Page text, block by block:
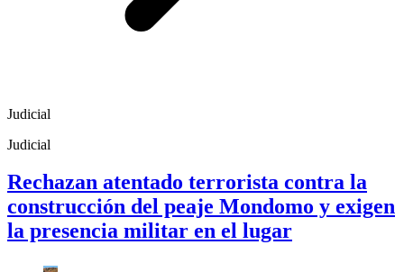
Judicial
Judicial
Rechazan atentado terrorista contra la
construcción del peaje Mondomo y exigen
la presencia militar en el lugar